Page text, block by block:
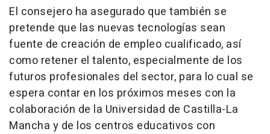
El consejero ha asegurado que también se
pretende que las nuevas tecnologías sean
fuente de creación de empleo cualificado, así
como retener el talento, especialmente de los
futuros profesionales del sector, para lo cual se
espera contar en los próximos meses con la
colaboración de la Universidad de Castilla-La
Mancha y de los centros educativos con